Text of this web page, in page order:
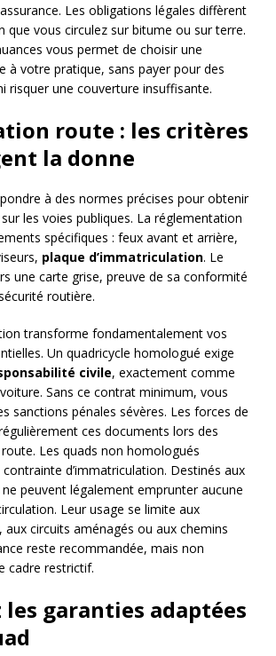
Les obligations légales diffèrent
que vous circulez sur bitume ou sur terre.
vous permet de choisir une
à votre pratique, sans payer pour des
risquer une couverture insuffisante.
route : les critères
la donne
à des normes précises pour obtenir
les voies publiques. La réglementation
spécifiques : feux avant et arrière,
plaque d’immatriculation. Le
une carte grise, preuve de sa conformité
routière.
transforme fondamentalement vos
Un quadricycle homologué exige
civile, exactement comme
Sans ce contrat minimum, vous
sanctions pénales sévères. Les forces de
ces documents lors des
Les quads non homologués
d’immatriculation. Destinés aux
peuvent légalement emprunter aucune
Leur usage se limite aux
aux circuits aménagés ou aux chemins
reste recommandée, mais non
cadre restrictif.
les garanties adaptées